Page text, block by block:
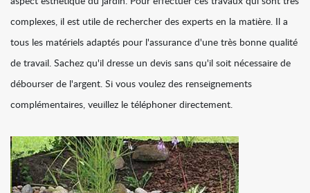
complexes, il est utile de rechercher des experts en la matière. Il a
tous les matériels adaptés pour l'assurance d'une très bonne qualité
de travail. Sachez qu'il dresse un devis sans qu'il soit nécessaire de
débourser de l'argent. Si vous voulez des renseignements
complémentaires, veuillez le téléphoner directement.